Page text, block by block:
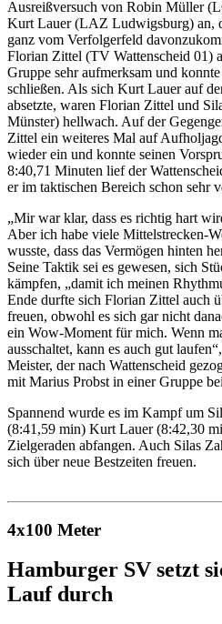
Ausreißversuch von Robin Müller
Kurt Lauer (LAZ Ludwigsburg) an,
ganz vom Verfolgerfeld
Florian Zittel (TV Wattenscheid 01)
Gruppe sehr aufmerksam und
schließen. Als sich Kurt Lauer auf
absetzte, waren Florian Zittel und
Münster) hellwach. Auf der
Zittel ein weiteres Mal auf
wieder ein und konnte seinen
8:40,71 Minuten lief der
er im taktischen Bereich schon sehr
„Mir war klar, dass es richtig hart
Aber ich habe viele Mittelstrecken-
wusste, dass das Vermögen hinten
Seine Taktik sei es gewesen, sich
kämpfen, „damit ich meinen
Ende durfte sich Florian Zittel auch
freuen, obwohl es sich gar nicht
ein Wow-Moment für mich. Wenn
ausschaltet, kann es auch gut
Meister, der nach Wattenscheid
mit Marius Probst in einer Gruppe
Spannend wurde es im Kampf um
(8:41,59 min) Kurt Lauer (8:42,30
Zielgeraden abfangen. Auch Silas
sich über neue Bestzeiten freuen.
4x100 Meter
Hamburger SV setzt
Lauf durch